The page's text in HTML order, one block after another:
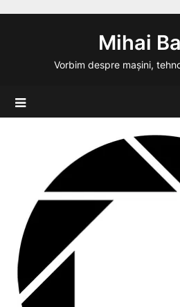
Mihai
Vorbim despre mașini,